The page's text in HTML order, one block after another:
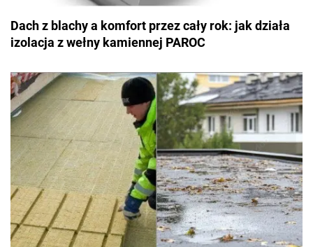
Dach z blachy a komfort przez cały rok: jak działa
izolacja z wełny kamiennej PAROC